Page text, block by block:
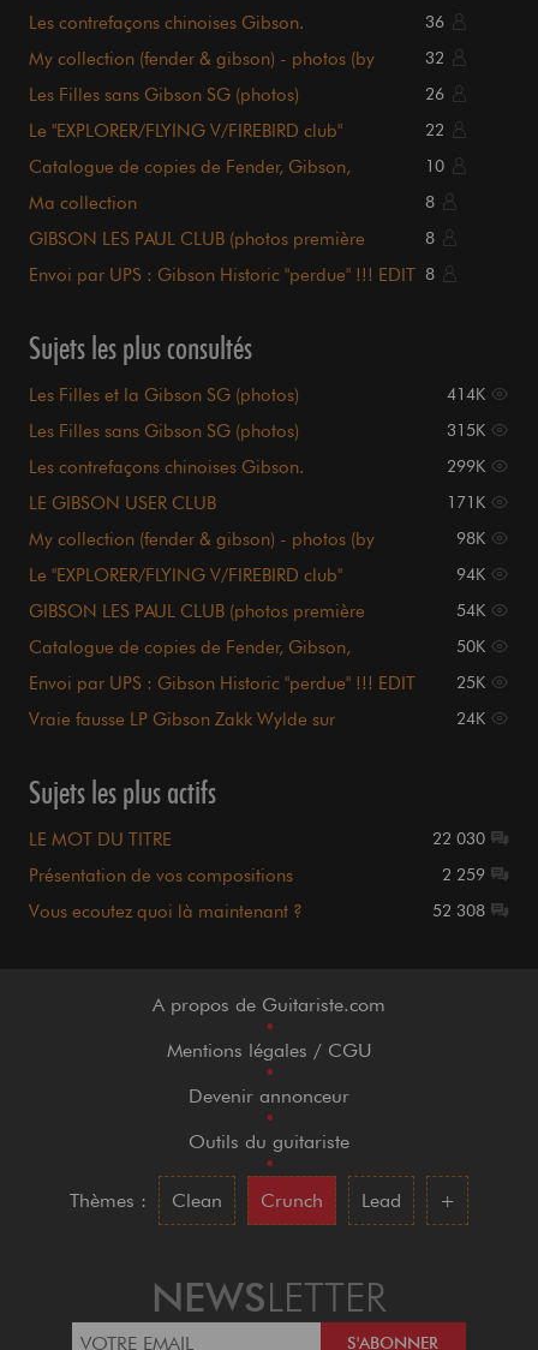
Les contrefaçons chinoises Gibson. 36
My collection (fender & gibson) - photos (by
32
Les Filles sans Gibson SG (photos) 26
Le "EXPLORER/FLYING V/FIREBIRD club" 22
Catalogue de copies de Fender, Gibson,
10
Ma collection 8
GIBSON LES PAUL CLUB (photos première
8
Envoi par UPS : Gibson Historic "perdue" !!! EDIT 8
Sujets les plus consultés
Les Filles et la Gibson SG (photos) 414K
Les Filles sans Gibson SG (photos) 315K
Les contrefaçons chinoises Gibson. 299K
LE GIBSON USER CLUB 171K
My collection (fender & gibson) - photos (by
98K
Le "EXPLORER/FLYING V/FIREBIRD club" 94K
GIBSON LES PAUL CLUB (photos première
54K
Catalogue de copies de Fender, Gibson,
50K
Envoi par UPS : Gibson Historic "perdue" !!! EDIT 25K
Vraie fausse LP Gibson Zakk Wylde sur
24K
Sujets les plus actifs
LE MOT DU TITRE 22 030
Présentation de vos compositions 2 259
Vous ecoutez quoi là maintenant ? 52 308
A propos de Guitariste.com
•
Mentions légales / CGU
•
Devenir annonceur
•
Outils du guitariste
•
Thèmes :
Clean Crunch Lead +
NEWSLETTER